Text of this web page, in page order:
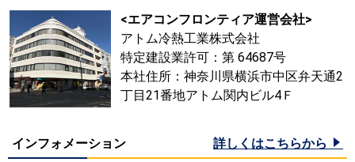
<エアコンフロンティア運営会社>
アトム冷熱工業株式会社
特定建設業許可：第 64687号
本社住所：神奈川県横浜市中区弁天通2
丁目21番地アトム関内ビル4Ｆ
インフォメーション 詳しくはこちらから